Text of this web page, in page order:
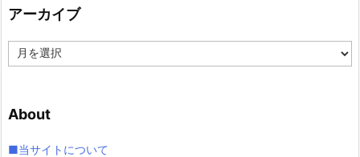
ー
アーカイブ
ー
ブ
About
■当サイトについて